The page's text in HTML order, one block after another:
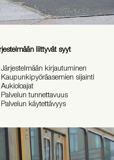
liittyvät syyt
Järjestelmään kirjautuminen
Kaupunkipyöräasemien sijainti
Aukioloajat
Palvelun tunnettavuus
Palvelun käytettävyys